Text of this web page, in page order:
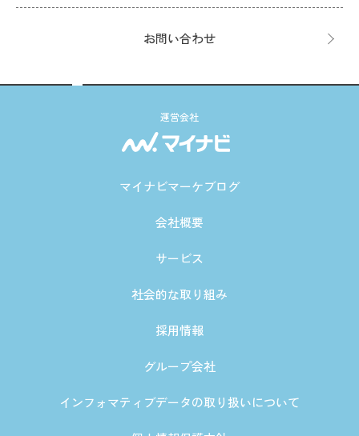
お問い合わせ
運営会社
マイナビマーケブログ
会社概要
サービス
社会的な取り組み
採用情報
グループ会社
インフォマティブデータの取り扱いについて